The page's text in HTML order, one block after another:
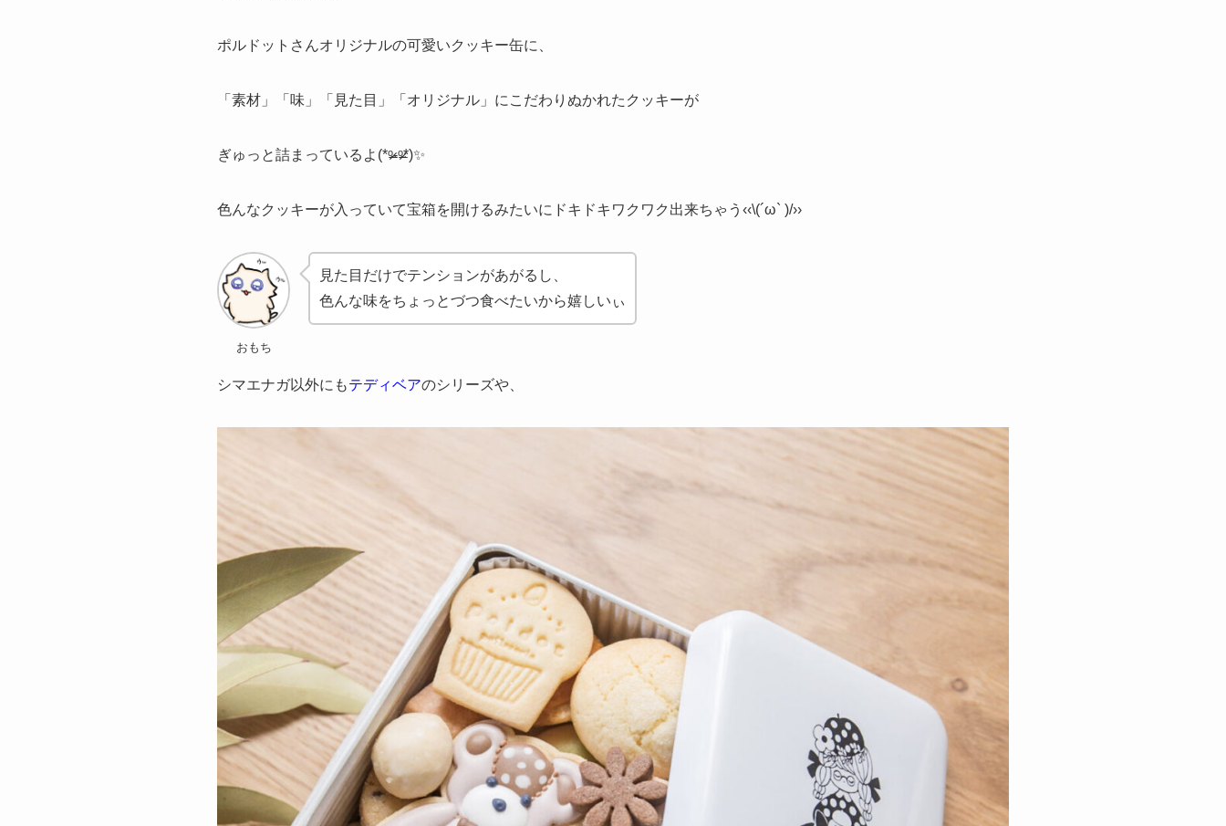
ポルドットさんオリジナルの可愛いクッキー缶に、
「素材」「味」「見た目」「オリジナル」にこだわりぬかれたクッキーが
ぎゅっと詰まっているよ(*ᵒ̴̶̷-ᵒ̴̶̷*)✨
色んなクッキーが入っていて宝箱を開けるみたいにドキドキワクワク出来ちゃう‹‹\(´ω` )/››
おもち
見た目だけでテンションがあがるし、
色んな味をちょっとづつ食べたいから嬉しいぃ
シマエナガ以外にもテディベアのシリーズや、